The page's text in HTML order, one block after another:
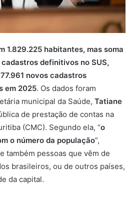
1.829.225 habitantes, mas soma
cadastros definitivos no SUS,
novos cadastros
em 2025. Os dados foram
municipal da Saúde, Tatiane
de prestação de contas na
(CMC). Segundo ela, “o
o número da população”,
também pessoas que vêm de
brasileiros, ou de outros países,
da capital.